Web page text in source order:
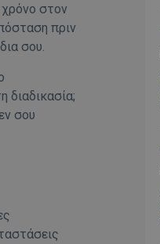
στον
πριν
σου.
διαδικασία;
σου